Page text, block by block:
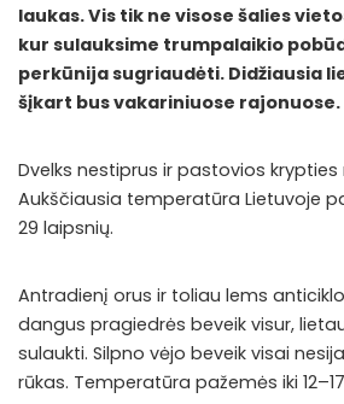
laukas. Vis tik ne visose šalies
kur sulauksime trumpalaikio
perkūnija sugriaudėti. Didžiausia
šįkart bus vakariniuose rajonuose.
Dvelks nestiprus ir pastovios krypties
Aukščiausia temperatūra Lietuvoje
29 laipsnių.
Antradienį orus ir toliau lems
dangus pragiedrės beveik visur,
sulaukti. Silpno vėjo beveik visai
rūkas. Temperatūra pažemės iki